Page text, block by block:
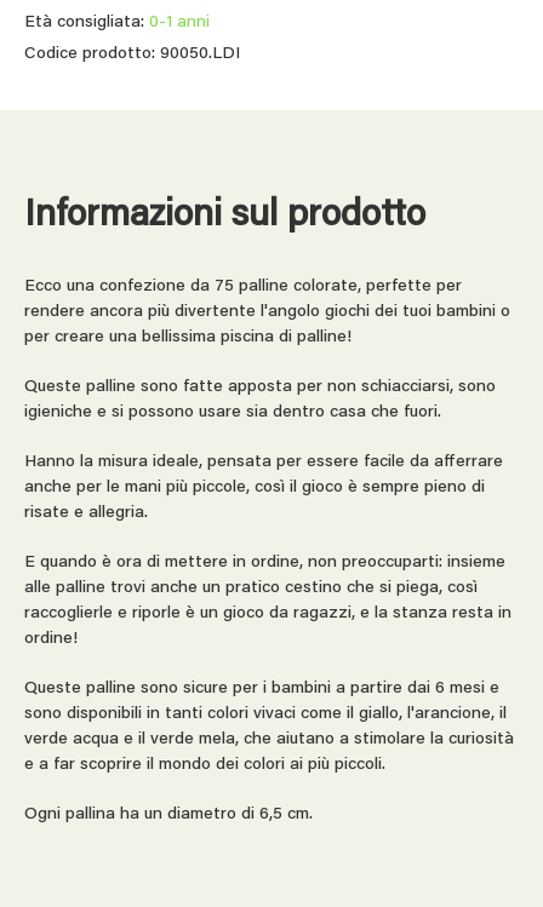
Età consigliata: 0-1 anni
Codice prodotto: 90050.LDI
Informazioni sul prodotto
Ecco una confezione da 75 palline colorate, perfette per
rendere ancora più divertente l'angolo giochi dei tuoi bambini o
per creare una bellissima piscina di palline!
Queste palline sono fatte apposta per non schiacciarsi, sono
igieniche e si possono usare sia dentro casa che fuori.
Hanno la misura ideale, pensata per essere facile da afferrare
anche per le mani più piccole, così il gioco è sempre pieno di
risate e allegria.
E quando è ora di mettere in ordine, non preoccuparti: insieme
alle palline trovi anche un pratico cestino che si piega, così
raccoglierle e riporle è un gioco da ragazzi, e la stanza resta in
ordine!
Queste palline sono sicure per i bambini a partire dai 6 mesi e
sono disponibili in tanti colori vivaci come il giallo, l'arancione, il
verde acqua e il verde mela, che aiutano a stimolare la curiosità
e a far scoprire il mondo dei colori ai più piccoli.
Ogni pallina ha un diametro di 6,5 cm.